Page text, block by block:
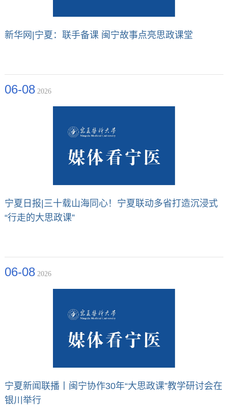
新华网|宁夏：联手备课 闽宁故事点亮思政课堂
06-08 2026
宁夏日报|三十载山海同心！宁夏联动多省打造沉浸式
“行走的大思政课”
06-08 2026
宁夏新闻联播丨闽宁协作30年“大思政课”教学研讨会在
银川举行